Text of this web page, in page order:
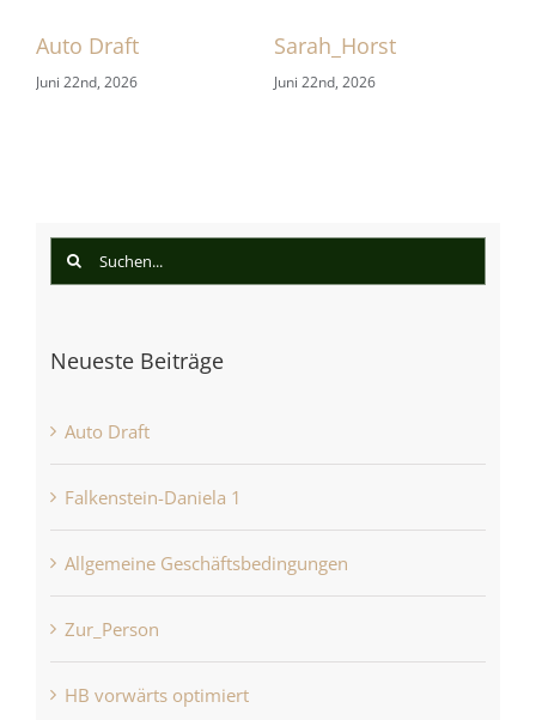
Auto Draft
Juni 22nd, 2026
Sarah_Horst
Juni 22nd, 2026
Suche
Neueste Beiträge
Auto Draft
Falkenstein-Daniela 1
Allgemeine Geschäftsbedingungen
Zur_Person
HB vorwärts optimiert